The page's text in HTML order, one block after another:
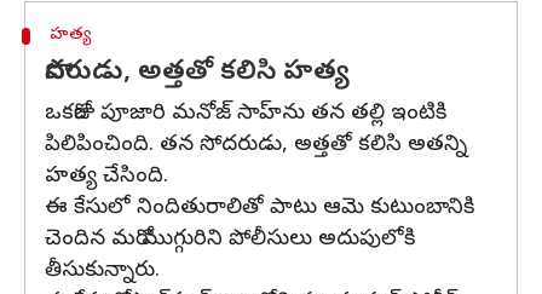
హత్య
సొదరుడు, అత్తతో కలిసి హత్య
ఒకరోజు పూజారి మనోజ్ సాహ్‌ను తన తల్లి ఇంటికి
పిలిపించింది. తన సోదరుడు, అత్తతో కలిసి అతన్ని
హత్య చేసింది.
ఈ కేసులో నిందితురాలితో పాటు ఆమె కుటుంబానికి
చెందిన మరో ముగ్గురిని పోలీసులు అదుపులోకి
తీసుకున్నారు.